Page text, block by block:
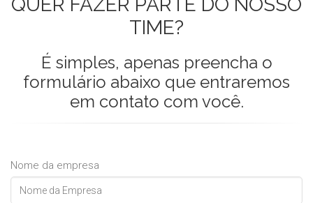
TIME?
É simples, apenas preencha o
formulário abaixo que entraremos
em contato com você.
Nome da empresa